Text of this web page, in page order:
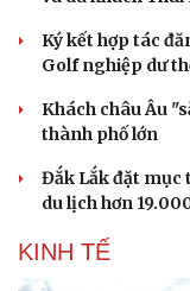
Ký kết hợp tác
Golf nghiệp dư
Khách châu Âu
thành phố lớn
Đắk Lắk đặt mục
du lịch hơn
KINH TẾ